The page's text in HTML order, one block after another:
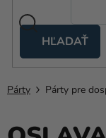
HĽADAŤ
stany
Kanekalon
Hélium
Párty Párty pre